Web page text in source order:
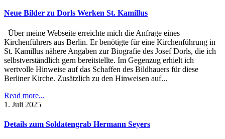
Neue Bilder zu Dorls Werken St. Kamillus
Über meine Webseite erreichte mich die Anfrage eines
Kirchenführers aus Berlin. Er benötigte für eine Kirchenführung in
St. Kamillus nähere Angaben zur Biografie des Josef Dorls, die ich
selbstverständlich gern bereitstellte. Im Gegenzug erhielt ich
wertvolle Hinweise auf das Schaffen des Bildhauers für diese
Berliner Kirche. Zusätzlich zu den Hinweisen auf...
Read more...
1. Juli 2025
Details zum Soldatengrab Hermann Seyers